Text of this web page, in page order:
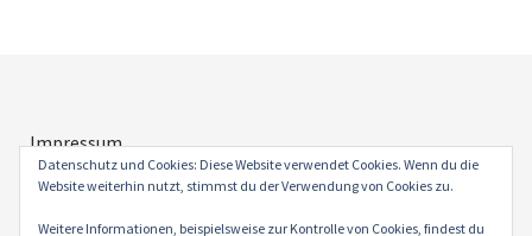
Impressum
Datenschutz
Datenschutz und Cookies: Diese Website verwendet Cookies. Wenn du die
Website weiterhin nutzt, stimmst du der Verwendung von Cookies zu.
Weitere Informationen, beispielsweise zur Kontrolle von Cookies, findest du